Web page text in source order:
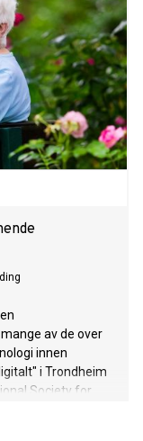
av de over
innen
i Trondheim
Society for